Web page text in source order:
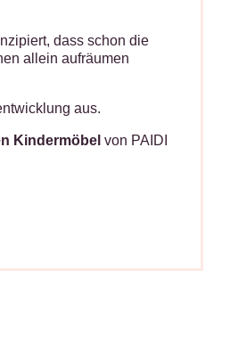
dass schon die
allein aufräumen
aus.
Kindermöbel von PAIDI